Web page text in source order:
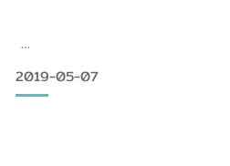
冷熱熱冷，從LA回來後發現自己膚
2019-05-07